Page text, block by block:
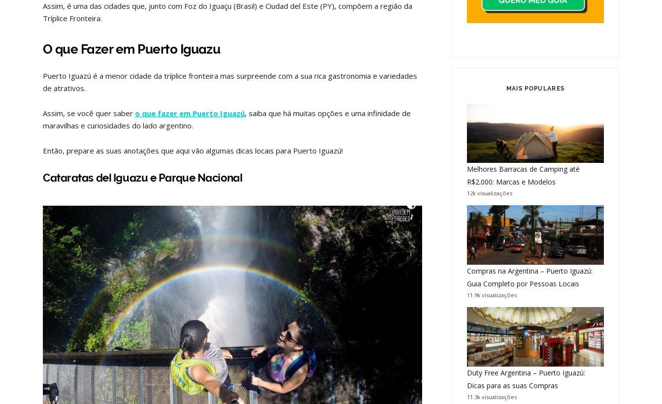
Assim, é uma das cidades que, junto com Foz do Iguaçu (Brasil) e Ciudad del Este (PY), compõem a região da
Tríplice Fronteira.
O que Fazer em Puerto Iguazu
Puerto Iguazú é a menor cidade da tríplice fronteira mas surpreende com a sua rica gastronomia e variedades
de atrativos.
Assim, se você quer saber o que fazer em Puerto Iguazú, saiba que há muitas opções e uma infinidade de
maravilhas e curiosidades do lado argentino.
Então, prepare as suas anotações que aqui vão algumas dicas locais para Puerto Iguazú!
Cataratas del Iguazu e Parque Nacional
MAIS POPULARES
Melhores Barracas de Camping até
R$2.000: Marcas e Modelos
12k visualizações
Compras na Argentina – Puerto Iguazú:
Guia Completo por Pessoas Locais
11.9k visualizações
Duty Free Argentina – Puerto Iguazú:
Dicas para as suas Compras
11.3k visualizações